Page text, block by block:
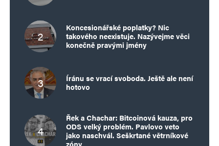
Koncesionářské poplatky? Nic
takového neexistuje. Nazývejme věci
konečně pravými jmény
Íránu se vrací svoboda. Ještě ale není
hotovo
Řek a Chachar: Bitcoinová kauza, pro
ODS velký problém. Pavlovo veto
jako naschvál. Seškrtané větrníkové
zóny